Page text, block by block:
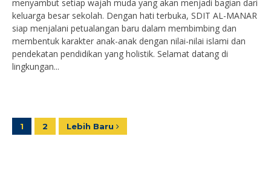
menyambut setiap wajah muda yang akan menjadi bagian dari
keluarga besar sekolah. Dengan hati terbuka, SDIT AL-MANAR
siap menjalani petualangan baru dalam membimbing dan
membentuk karakter anak-anak dengan nilai-nilai islami dan
pendekatan pendidikan yang holistik. Selamat datang di
lingkungan...
1 2 Lebih Baru